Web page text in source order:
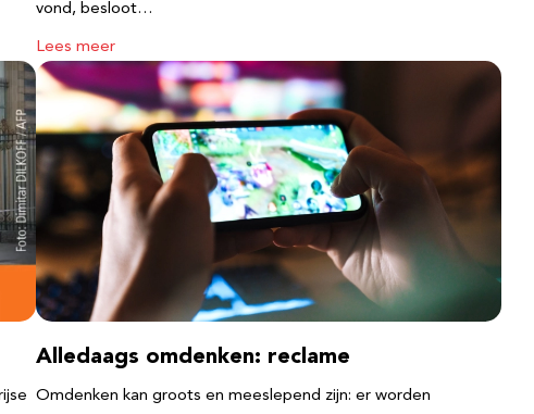
vond, besloot…
Lees meer
Alledaags omdenken: reclame
Omdenken kan groots en meeslepend zijn: er worden